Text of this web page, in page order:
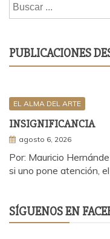
PUBLICACIONES
EL ALMA DEL ARTE
INSIGNIFICANCIA
agosto 6, 2026
Por: Mauricio
si uno pone atención, el
SÍGUENOS EN